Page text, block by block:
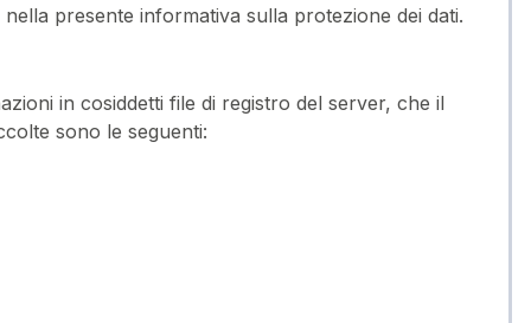
presente informativa sulla protezione dei dati.
in cosiddetti file di registro del server, che il
sono le seguenti: